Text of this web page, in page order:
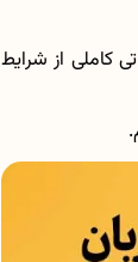
کاملی از شرایط